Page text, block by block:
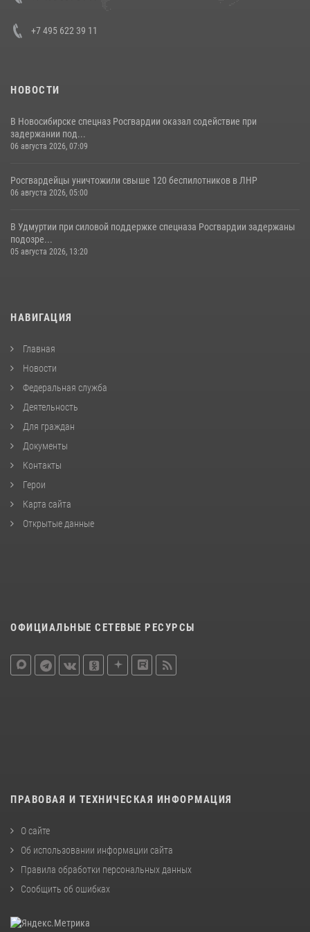
+7 495 622 39 11
НОВОСТИ
В Новосибирске спецназ Росгвардии оказал содействие при
задержании под...
06 августа 2026, 07:09
Росгвардейцы уничтожили свыше 120 беспилотников в ЛНР
06 августа 2026, 05:00
В Удмуртии при силовой поддержке спецназа Росгвардии задержаны
подозре...
05 августа 2026, 13:20
НАВИГАЦИЯ
Главная
Новости
Федеральная служба
Деятельность
Для граждан
Документы
Контакты
Герои
Карта сайта
Открытые данные
ОФИЦИАЛЬНЫЕ СЕТЕВЫЕ РЕСУРСЫ
ПРАВОВАЯ И ТЕХНИЧЕСКАЯ ИНФОРМАЦИЯ
О сайте
Об использовании информации сайта
Правила обработки персональных данных
Сообщить об ошибках